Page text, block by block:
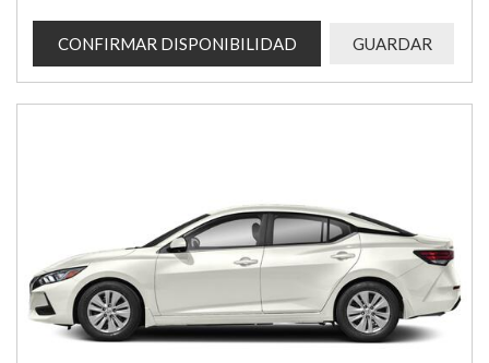
CONFIRMAR DISPONIBILIDAD GUARDAR